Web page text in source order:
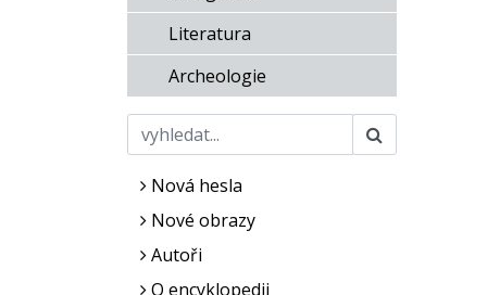
Literatura
Archeologie
Nová hesla
Nové obrazy
Autoři
O encyklopedii